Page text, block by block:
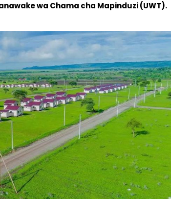
wa Chama cha Mapinduzi (UWT).